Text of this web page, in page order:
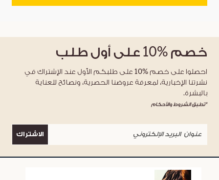
خصم %10 على أول طلب
احصلوا على خصم %10 على طلبكم الأول عند الإشتراك في
نشرتنا الإخبارية، لمعرفة عروضنا الحصرية، ونصائح للعناية
بالبشرة.
*تطبق الشروط والأحكام
الاشتراك